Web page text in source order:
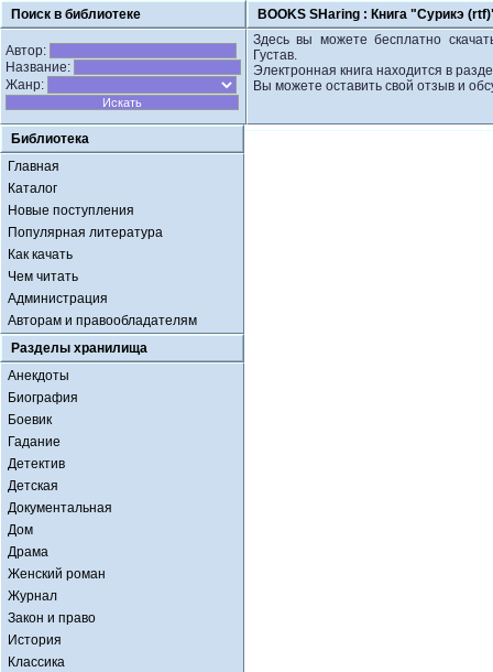
Поиск в библиотеке BOOKS SHaring : Книга "Сурикэ
Автор:
Название:
Жанр:
Здесь вы можете бесплатно
Густав.
Электронная книга находится в
Вы можете оставить свой отзыв и
Библиотека
Главная
Каталог
Новые поступления
Популярная литература
Как качать
Чем читать
Администрация
Авторам и правообладателям
Разделы хранилища
Анекдоты
Биография
Боевик
Гадание
Детектив
Детская
Документальная
Дом
Драма
Женский роман
Журнал
Закон и право
История
Классика